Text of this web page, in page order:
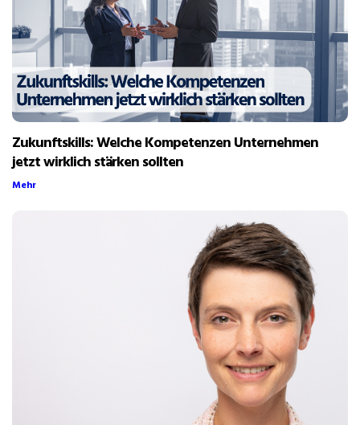
Zukunftskills: Welche Kompetenzen Unternehmen
jetzt wirklich stärken sollten
Mehr